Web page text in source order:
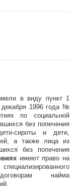
в виду пункт 1
декабря 1996 года №
по социальной
без попечения
сироты и дети,
а также лица из
без попечения
имеют право на
найма